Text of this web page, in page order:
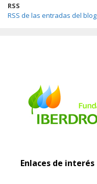
RSS
RSS de las entradas del blog
Enlaces de interés